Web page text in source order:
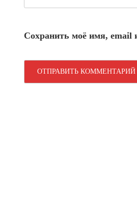
Сохранить моё имя, email